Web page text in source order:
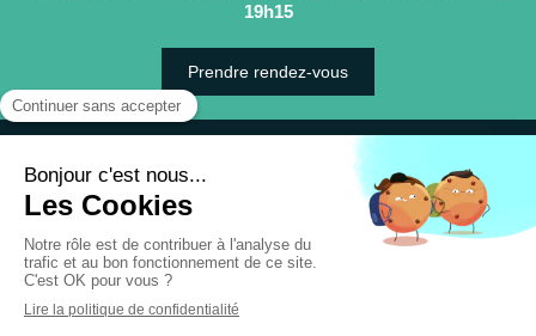
19h15
Prendre rendez-vous
Mentions légales
Création et référencement du site par Simplébo
Site partenaire deAFC